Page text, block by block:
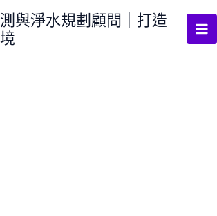
與淨水規劃顧問｜打造